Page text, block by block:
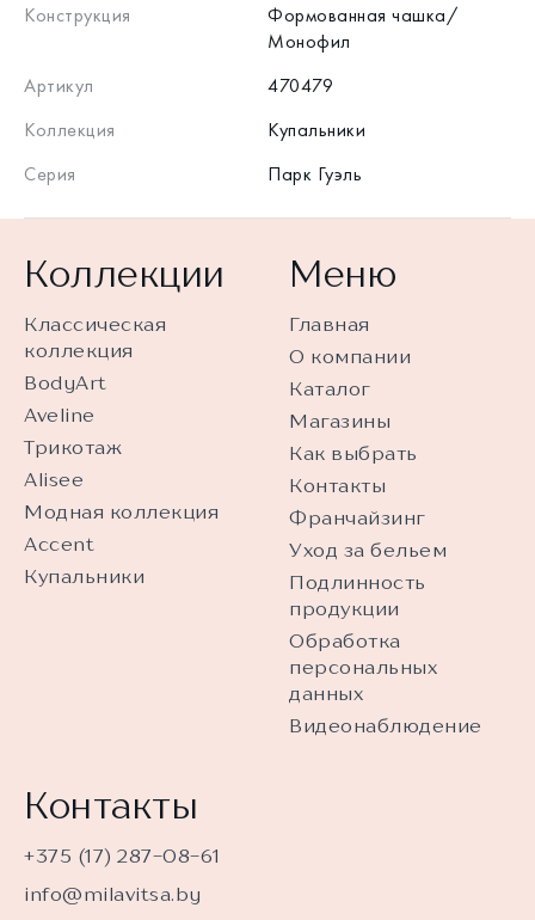
Конструкция
Формованная чашка/
Монофил
Артикул
470479
Коллекция
Купальники
Серия
Парк Гуэль
Коллекции
Классическая
коллекция
BodyArt
Aveline
Трикотаж
Alisee
Модная коллекция
Accent
Купальники
Меню
Главная
О компании
Каталог
Магазины
Как выбрать
Контакты
Франчайзинг
Уход за бельем
Подлинность
продукции
Обработка
персональных
данных
Видеонаблюдение
Контакты
+375 (17) 287-08-61
info@milavitsa.by